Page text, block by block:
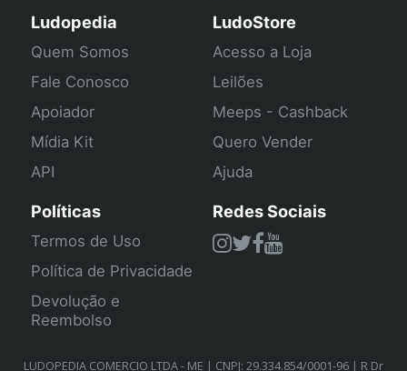
Ludopedia
Quem Somos
Fale Conosco
Apoiador
Mídia Kit
API
LudoStore
Acesso a Loja
Leilões
Meeps - Cashback
Quero Vender
Ajuda
Políticas
Termos de Uso
Política de Privacidade
Devolução e
Reembolso
Redes Sociais
LUDOPEDIA COMERCIO LTDA - ME | CNPJ: 29.334.854/0001-96 | R Dr